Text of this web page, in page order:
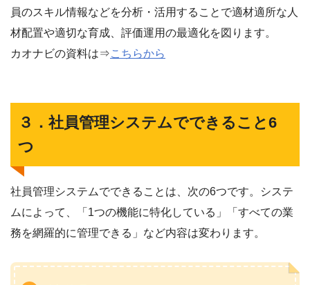
員のスキル情報などを分析・活用することで適材適所な人
材配置や適切な育成、評価運用の最適化を図ります。
カオナビの資料は⇒こちらから
３．社員管理システムでできること6
つ
社員管理システムでできることは、次の6つです。システ
ムによって、「1つの機能に特化している」「すべての業
務を網羅的に管理できる」など内容は変わります。